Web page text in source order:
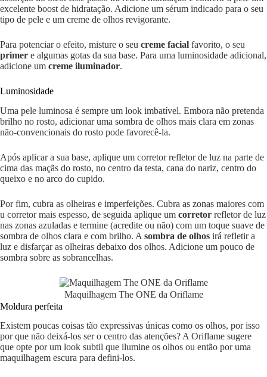
excelente boost de hidratação. Adicione um sérum indicado para o seu
tipo de pele e um creme de olhos revigorante.
Para potenciar o efeito, misture o seu creme facial favorito, o seu
primer e algumas gotas da sua base. Para uma luminosidade adicional,
adicione um creme iluminador.
Luminosidade
Uma pele luminosa é sempre um look imbatível. Embora não pretenda
brilho no rosto, adicionar uma sombra de olhos mais clara em zonas
não-convencionais do rosto pode favorecê-la.
Após aplicar a sua base, aplique um corretor refletor de luz na parte de
cima das maçãs do rosto, no centro da testa, cana do nariz, centro do
queixo e no arco do cupido.
Por fim, cubra as olheiras e imperfeições. Cubra as zonas maiores com
u corretor mais espesso, de seguida aplique um corretor refletor de luz
nas zonas azuladas e termine (acredite ou não) com um toque suave de
sombra de olhos clara e com brilho. A sombra de olhos irá refletir a
luz e disfarçar as olheiras debaixo dos olhos. Adicione um pouco de
sombra sobre as sobrancelhas.
Maquilhagem The ONE da Oriflame
Moldura perfeita
Existem poucas coisas tão expressivas únicas como os olhos, por isso
por que não deixá-los ser o centro das atenções? A Oriflame sugere
que opte por um look subtil que ilumine os olhos ou então por uma
maquilhagem escura para defini-los.